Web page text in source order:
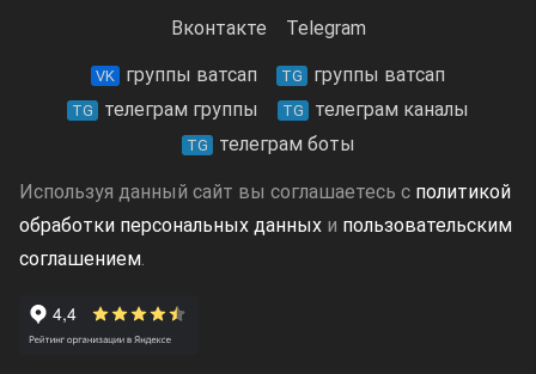
Вконтакте Telegram
VK группы ватсап TG группы ватсап
TG телеграм группы TG телеграм каналы
TG телеграм боты
Используя данный сайт вы соглашаетесь с политикой
обработки персональных данных и пользовательским
соглашением.